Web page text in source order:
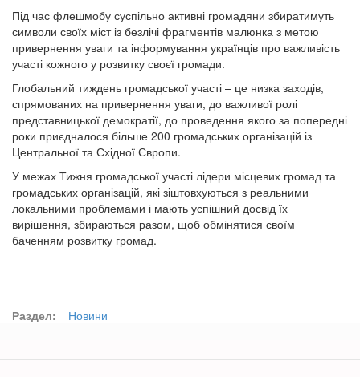
Під час флешмобу суспільно активні громадяни збиратимуть
символи своїх міст із безлічі фрагментів малюнка з метою
привернення уваги та інформування українців про важливість
участі кожного у розвитку своєї громади.
Глобальний тиждень громадської участі – це низка заходів,
спрямованих на привернення уваги, до важливої ролі
представницької демократії, до проведення якого за попередні
роки приєдналося більше 200 громадських організацій із
Центральної та Східної Європи.
У межах Тижня громадської участі лідери місцевих громад та
громадських організацій, які зіштовхуються з реальними
локальними проблемами і мають успішний досвід їх
вирішення, збираються разом, щоб обмінятися своїм
баченням розвитку громад.
Раздел: Новини